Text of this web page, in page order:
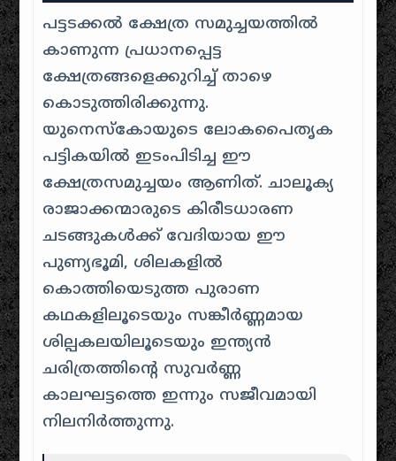
പട്ടടക്കൽ ക്ഷേത്ര സമുച്ചയത്തിൽ
കാണുന്ന പ്രധാനപ്പെട്ട
ക്ഷേത്രങ്ങളെക്കുറിച്ച് താഴെ
കൊടുത്തിരിക്കുന്നു.
യുനെസ്കോയുടെ ലോകപൈതൃക
പട്ടികയിൽ ഇടംപിടിച്ച ഈ
ക്ഷേത്രസമുച്ചയം ആണിത്. ചാലൂക്യ
രാജാക്കന്മാരുടെ കിരീടധാരണ
ചടങ്ങുകൾക്ക് വേദിയായ ഈ
പുണ്യഭൂമി, ശിലകളിൽ
കൊത്തിയെടുത്ത പുരാണ
കഥകളിലൂടെയും സങ്കീർണ്ണമായ
ശില്പകലയിലൂടെയും ഇന്ത്യൻ
ചരിത്രത്തിന്റെ സുവർണ്ണ
കാലഘട്ടത്തെ ഇന്നും സജീവമായി
നിലനിർത്തുന്നു.